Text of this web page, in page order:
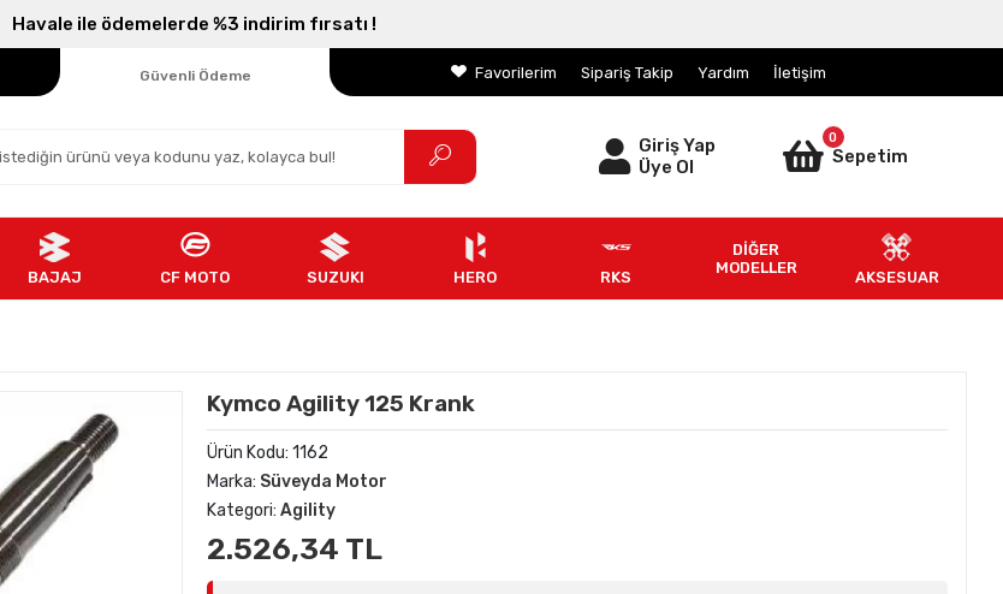
Havale ile ödemelerde %3 indirim fırsatı !
Parçanızın Online Adresi
Güvenli Ödeme
Favorilerim Sipariş Takip Yardım İletişim
Giriş Yap
Üye Ol
0
Sepetim
BAJAJ CF MOTO SUZUKI HERO RKS
DİĞER
MODELLER
AKSESUAR
Kymco Agility 125 Krank
Ürün Kodu: 1162
Marka: Süveyda Motor
Kategori: Agility
2.526,34 TL